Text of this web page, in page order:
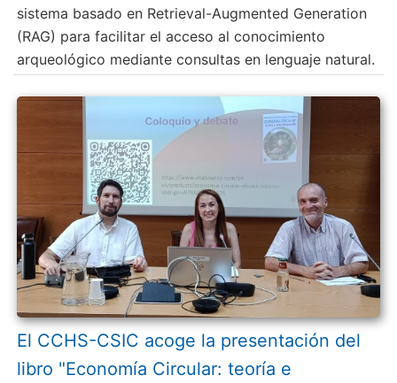
sistema basado en Retrieval-Augmented Generation
(RAG) para facilitar el acceso al conocimiento
arqueológico mediante consultas en lenguaje natural.
El CCHS-CSIC acoge la presentación del
libro "Economía Circular: teoría e